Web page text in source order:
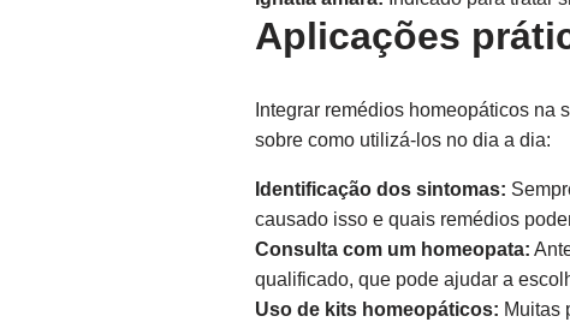
Aplicações
Integrar remédios homeopáticos
sobre como utilizá-los no dia a dia:
Identificação dos sintomas:
causado isso e quais remédios
Consulta com um homeopata:
qualificado, que pode ajudar a
Uso de kits homeopáticos: Muitas